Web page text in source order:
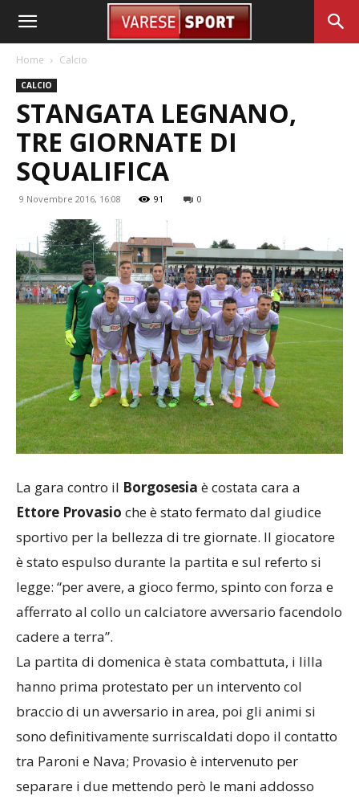
Home Calcio
CALCIO
STANGATA LEGNANO,
TRE GIORNATE DI
SQUALIFICA
9 Novembre 2016, 16:08 91 0
La gara contro il Borgosesia è costata cara a
Ettore Provasio che è stato fermato dal giudice
sportivo per la bellezza di tre giornate. Il giocatore
è stato espulso durante la partita e sul referto si
legge: “per avere, a gioco fermo, spinto con forza e
afferrato al collo un calciatore avversario facendolo
cadere a terra”.
La partita di domenica è stata combattuta, i lilla
hanno prima protestato per un intervento col
braccio di un avversario in area, poi gli animi si
sono definitivamente surriscaldati dopo il contatto
tra Paroni e Nava; Provasio è intervenuto per
separare i due mettendo però le mani addosso